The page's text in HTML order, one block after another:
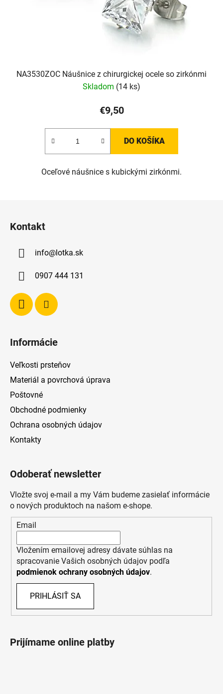
NA3530ZOC Náušnice z chirurgickej ocele so zirkónmi
Skladom (14 ks)
€9,50
DO KOŠÍKA
Oceľové náušnice s kubickými zirkónmi.
Kontakt
info@lotka.sk
0907 444 131
Informácie
Veľkosti prsteňov
Materiál a povrchová úprava
Poštovné
Obchodné podmienky
Ochrana osobných údajov
Kontakty
Odoberať newsletter
Vložte svoj e-mail a my Vám budeme zasielať informácie
o nových produktoch na našom e-shope.
Email
Vložením emailovej adresy dávate súhlas na
spracovanie Vašich osobných údajov podľa
podmienok ochrany osobných údajov.
PRIHLÁSIŤ SA
Prijímame online platby